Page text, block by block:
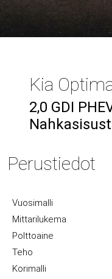
Kia
2,0 GDI
Perustiedot
Vuosimalli
Mittarilukema
Polttoaine
Teho
Korimalli